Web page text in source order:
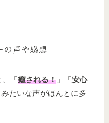
の声や感想
「 癒される！ 」「 安心
みたいな声がほんとに多